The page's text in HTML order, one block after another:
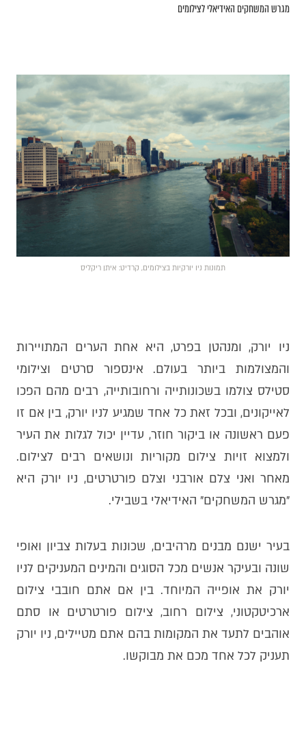
מגרש המשחקים האידיאלי לצילומים
תמונות ניו יורקיות בצילומים, קרדיט: איתן ריקליס
ניו יורק, ומנהטן בפרט, היא אחת הערים המתויירות
והמצולמות ביותר בעולם. אינספור סרטים וצילומי
סטילס צולמו בשכונותייה ורחובותייה, רבים מהם הפכו
לאייקונים, ובכל זאת כל אחד שמגיע לניו יורק, בין אם זו
פעם ראשונה או ביקור חוזר, עדיין יכול לגלות את העיר
ולמצוא זויות צילום מקוריות ונושאים רבים לצילום.
מאחר ואני צלם אורבני וצלם פורטרטים, ניו יורק היא
״מגרש המשחקים״ האידיאלי בשבילי.
בעיר ישנם מבנים מרהיבים, שכונות בעלות צביון ואופי
שונה ובעיקר אנשים מכל הסוגים והמינים המעניקים לניו
יורק את אופייה המיוחד. בין אם אתם חובבי צילום
ארכיטקטוני, צילום רחוב, צילום פורטרטים או סתם
אוהבים לתעד את המקומות בהם אתם מטיילים, ניו יורק
תעניק לכל אחד מכם את מבוקשו.